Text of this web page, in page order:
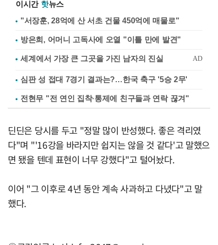
이시간 핫뉴스
"서장훈, 28억에 산 서초 건물 450억에 매물로"
방은희, 어머니 고독사에 오열 "이틀 만에 발견"
심판 성 접대 7경기 결과는?…한국 축구 '5승 2무'
전현무 "전 연인 집착·통제에 친구들과 연락 끊겨"
딘딘은 당시를 두고 "정말 많이 반성했다. 좋은 격리였
다"며 "'16강을 바라지만 쉽지는 않을 것 같다'고 말했으
면 됐을 텐데 표현이 너무 강했다"고 털어놨다.
이어 "그 이후로 4년 동안 계속 사과하고 다녔다"고 말
했다.